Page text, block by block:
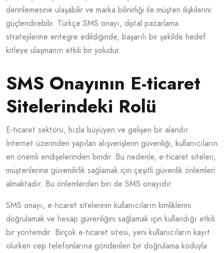
derinlemesine ulaşabilir ve marka bilinirliği ile müşteri ilişkilerini
güçlendirebilir. Türkçe SMS onayı, dijital pazarlama
stratejilerine entegre edildiğinde, başarılı bir şekilde hedef
kitleye ulaşmanın etkili bir yoludur.
SMS Onayının E-ticaret
Sitelerindeki Rolü
E-ticaret sektörü, hızla büyüyen ve gelişen bir alandır.
İnternet üzerinden yapılan alışverişlerin güvenliği, kullanıcıların
en önemli endişelerinden biridir. Bu nedenle, e-ticaret siteleri,
müşterilerine güvenilirlik sağlamak için çeşitli güvenlik önlemleri
almaktadır. Bu önlemlerden biri de SMS onayıdır.
SMS onayı, e-ticaret sitelerinin kullanıcıların kimliklerini
doğrulamak ve hesap güvenliğini sağlamak için kullandığı etkili
bir yöntemdir. Birçok e-ticaret sitesi, yeni kullanıcıların kayıt
olurken cep telefonlarına gönderilen bir doğrulama koduyla